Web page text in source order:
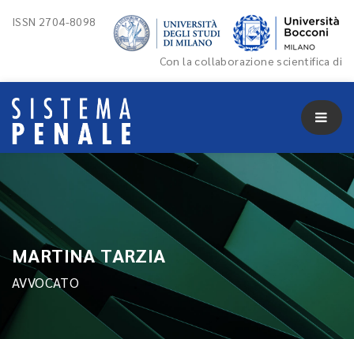
ISSN 2704-8098
Con la collaborazione scientifica di
MARTINA TARZIA
AVVOCATO